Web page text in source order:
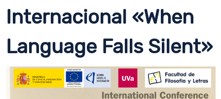
Internacional «When
Language Falls Silent»